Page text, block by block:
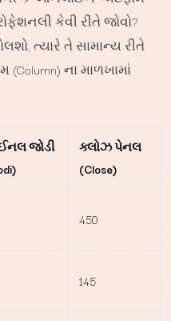
કેવી રીતે જોવો?
ત્યારે તે સામાન્ય રીતે
ના માળખામાં
જોડી
ક્લોઝ પેનલ
(Close)
450
145